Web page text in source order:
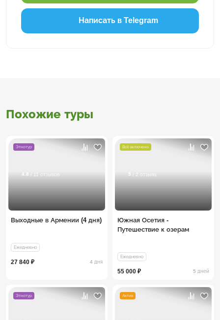
Написать в Telegram
Похожие туры
Этнотур
4.8 / 11 отзывов
Выходные в Армении (4 дня)
Ежедневно
27 840 ₽ 4 дня
Всё включено
5 / 2 отзыва
Южная Осетия -
Путешествие к озерам
Ежедневно
55 000 ₽ 5 дней
Этнотур Актив